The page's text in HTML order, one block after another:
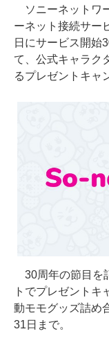
ソニーネットワ
ーネット接続サー
日にサービス開始
て、公式キャラク
るプレゼントキャ
30周年の節目を
トでプレゼントキ
動モモグッズ詰め
31日まで。